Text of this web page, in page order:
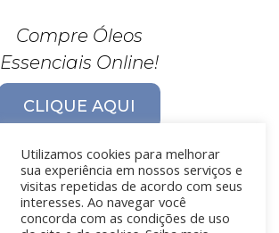
Compre Óleos
Essenciais Online!
CLIQUE AQUI
Utilizamos cookies para melhorar
sua experiência em nossos serviços e
visitas repetidas de acordo com seus
interesses. Ao navegar você
concorda com as condições de uso